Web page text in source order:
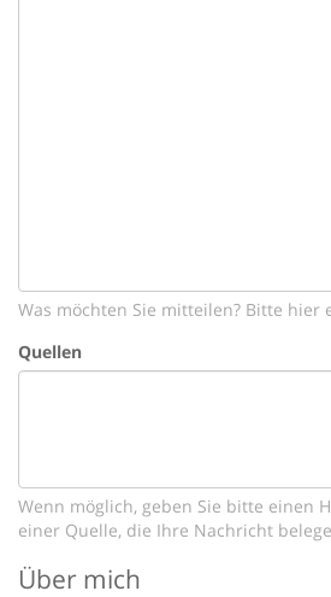
Was möchten Sie mitteilen? Bitte hier
Quellen
Wenn möglich, geben Sie bitte einen
einer Quelle, die Ihre Nachricht
Über mich